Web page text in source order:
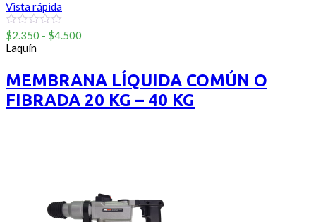
Vista rápida
0
out
of
$2.350 - $4.500
desde
$2.350
hasta
$4.500
Laquín
MEMBRANA LÍQUIDA COMÚN O
FIBRADA 20 KG – 40 KG